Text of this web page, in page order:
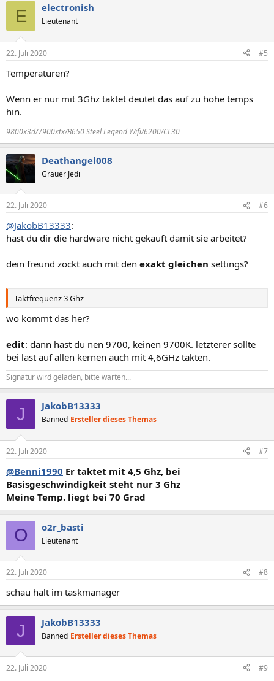
E electronish
Lieutenant
22. Juli 2020 #5
Temperaturen?
Wenn er nur mit 3Ghz taktet deutet das auf zu hohe temps
hin.
9800x3d/7900xtx/B650 Steel Legend Wifi/6200/CL30
Deathangel008
Grauer Jedi
22. Juli 2020 #6
@JakobB13333:
hast du dir die hardware nicht gekauft damit sie arbeitet?
dein freund zockt auch mit den exakt gleichen settings?
Taktfrequenz 3 Ghz
wo kommt das her?
edit: dann hast du nen 9700, keinen 9700K. letzterer sollte
bei last auf allen kernen auch mit 4,6GHz takten.
Signatur wird geladen, bitte warten...
J JakobB13333
Banned Ersteller dieses Themas
22. Juli 2020 #7
@Benni1990 Er taktet mit 4,5 Ghz, bei
Basisgeschwindigkeit steht nur 3 Ghz
Meine Temp. liegt bei 70 Grad
O o2r_basti
Lieutenant
22. Juli 2020 #8
schau halt im taskmanager
J JakobB13333
Banned Ersteller dieses Themas
22. Juli 2020 #9